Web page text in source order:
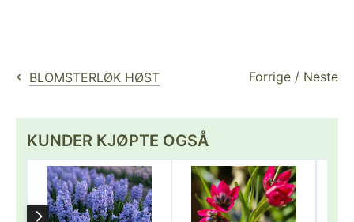
BLOMSTERLØK HØST Forrige / Neste
KUNDER KJØPTE OGSÅ